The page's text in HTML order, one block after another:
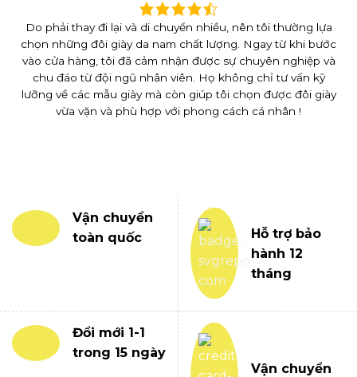
Do phải thay đi lại và di chuyển nhiều, nên tôi thường lựa
chọn những đôi giày da nam chất lượng. Ngay từ khi bước
vào cửa hàng, tôi đã cảm nhận được sự chuyên nghiệp và
chu đáo từ đội ngũ nhân viên. Họ không chỉ tư vấn kỹ
lưỡng về các mẫu giày mà còn giúp tôi chọn được đôi giày
vừa vặn và phù hợp với phong cách cá nhân !
Vận chuyển
toàn quốc
Hỗ trợ bảo
hành 12
tháng
Đổi mới 1-1
trong 15 ngày
Vận chuyển